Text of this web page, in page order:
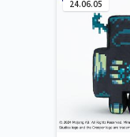
24.06.05